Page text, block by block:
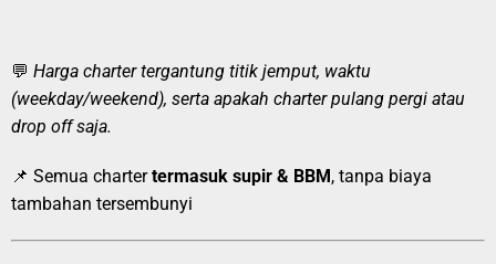
💬 Harga charter tergantung titik jemput, waktu
(weekday/weekend), serta apakah charter pulang pergi atau
drop off saja.
📌 Semua chartertermasuk supir & BBM, tanpa biaya
tambahan tersembunyi